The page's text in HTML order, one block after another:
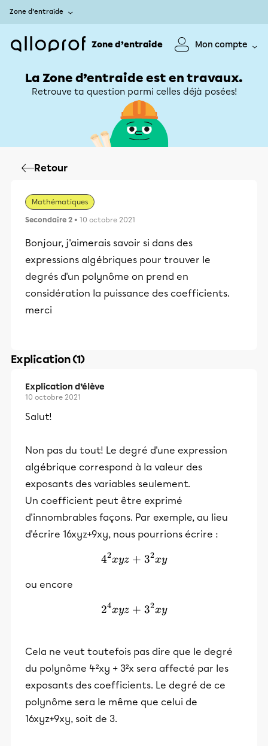
Zone d’entraide
Zone d’entraide Mon compte
La Zone d’entraide est en travaux.
Retrouve ta question parmi celles déjà posées!
Retour
Mathématiques
Secondaire 2 • 10 octobre 2021
Bonjour, j'aimerais savoir si dans des
expressions algébriques pour trouver le
degrés d'un polynôme on prend en
considération la puissance des coefficients.
merci
Explication (1)
Explication d’élève
10 octobre 2021
Salut!
Non pas du tout! Le degré d'une expression
algébrique correspond à la valeur des
exposants des variables seulement.
Un coefficient peut être exprimé
d'innombrables façons. Par exemple, au lieu
d'écrire 16xyz+9xy, nous pourrions écrire :
4^2xyz + 3^2xy
42xyz + 32xy
ou encore
2^4xyz+3^2xy
24xyz + 32xy
Cela ne veut toutefois pas dire que le degré
du polynôme 4²xy + 3²x sera affecté par les
exposants des coefficients. Le degré de ce
polynôme sera le même que celui de
16xyz+9xy, soit de 3.